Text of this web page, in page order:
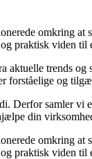
omkring at
praktisk viden
aktuelle trends
forståelige og
Derfor samler vi
din
omkring at
praktisk viden